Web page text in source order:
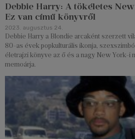
Debbie Harry: A tökéletes
Ez van című könyvről
2023. augusztus 24.
Debbie Harry a Blondie arcaként szerzett
80-as évek popkulturális ikonja,
életrajzi könyve az ő és a nagy New York-i
memoárja.